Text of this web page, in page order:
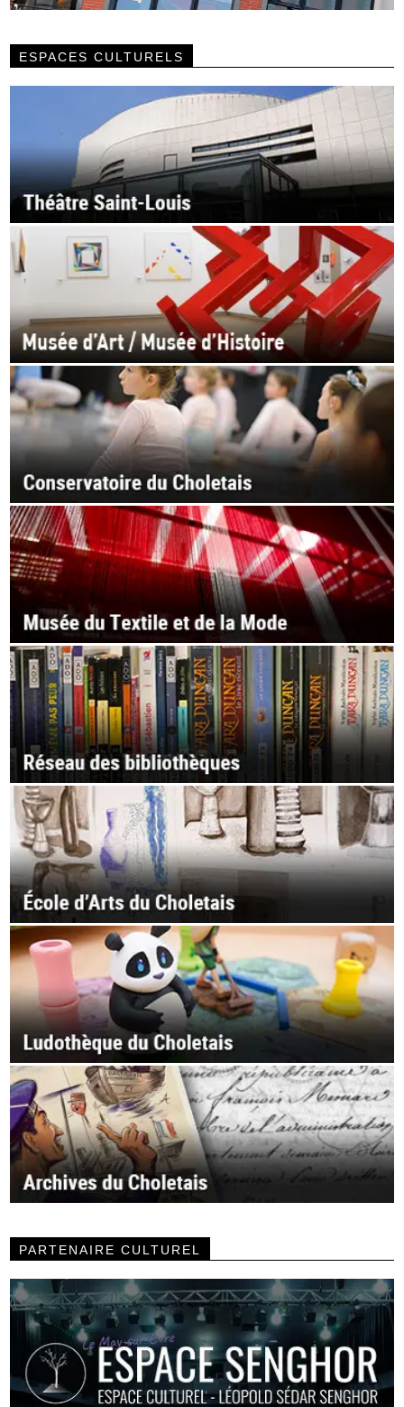
ESPACES CULTURELS
PARTENAIRE CULTUREL